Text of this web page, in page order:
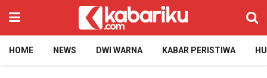
HOME NEWS DWI WARNA KABAR PERISTIWA